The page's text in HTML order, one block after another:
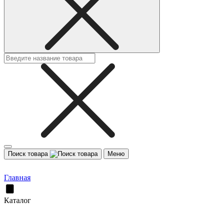
Поиск товара Меню
Главная
Каталог